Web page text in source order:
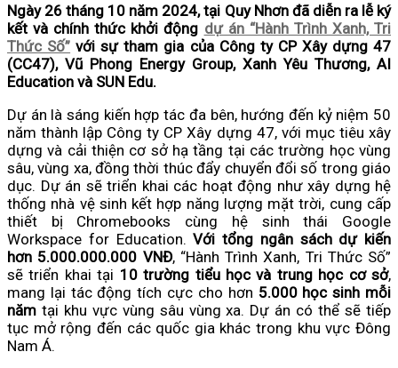
Ngày 26 tháng 10 năm 2024, tại Quy Nhơn đã diễn ra lễ ký
kết và chính thức khởi động dự án “Hành Trình Xanh, Tri
Thức Số” với sự tham gia của Công ty CP Xây dựng 47
(CC47), Vũ Phong Energy Group, Xanh Yêu Thương, AI
Education và SUN Edu.
Dự án là sáng kiến hợp tác đa bên, hướng đến kỷ niệm 50
năm thành lập Công ty CP Xây dựng 47, với mục tiêu xây
dựng và cải thiện cơ sở hạ tầng tại các trường học vùng
sâu, vùng xa, đồng thời thúc đẩy chuyển đổi số trong giáo
dục. Dự án sẽ triển khai các hoạt động như xây dựng hệ
thống nhà vệ sinh kết hợp năng lượng mặt trời, cung cấp
thiết bị Chromebooks cùng hệ sinh thái Google
Workspace for Education.Với tổng ngân sách dự kiến
hơn 5.000.000.000 VNĐ, “Hành Trình Xanh, Tri Thức Số”
sẽ triển khai tại 10 trường tiểu học và trung học cơ sở,
mang lại tác động tích cực cho hơn 5.000 học sinh mỗi
năm tại khu vực vùng sâu vùng xa. Dự án có thể sẽ tiếp
tục mở rộng đến các quốc gia khác trong khu vực Đông
Nam Á.